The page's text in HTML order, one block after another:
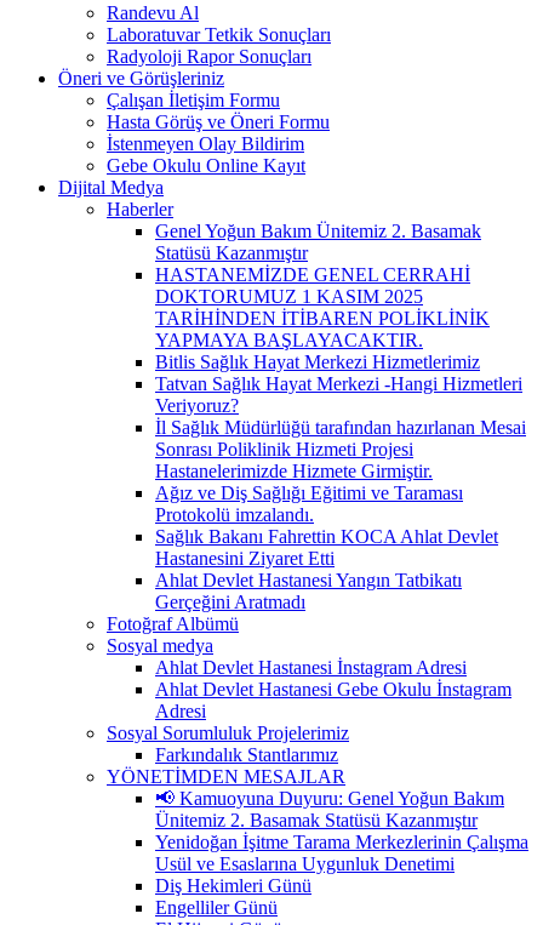
Randevu Al
Laboratuvar Tetkik Sonuçları
Radyoloji Rapor Sonuçları
Öneri ve Görüşleriniz
Çalışan İletişim Formu
Hasta Görüş ve Öneri Formu
İstenmeyen Olay Bildirim
Gebe Okulu Online Kayıt
Dijital Medya
Haberler
Genel Yoğun Bakım Ünitemiz 2. Basamak
Statüsü Kazanmıştır
HASTANEMİZDE GENEL CERRAHİ
DOKTORUMUZ 1 KASIM 2025
TARİHİNDEN İTİBAREN POLİKLİNİK
YAPMAYA BAŞLAYACAKTIR.
Bitlis Sağlık Hayat Merkezi Hizmetlerimiz
Tatvan Sağlık Hayat Merkezi -Hangi Hizmetleri
Veriyoruz?
İl Sağlık Müdürlüğü tarafından hazırlanan Mesai
Sonrası Poliklinik Hizmeti Projesi
Hastanelerimizde Hizmete Girmiştir.
Ağız ve Diş Sağlığı Eğitimi ve Taraması
Protokolü imzalandı.
Sağlık Bakanı Fahrettin KOCA Ahlat Devlet
Hastanesini Ziyaret Etti
Ahlat Devlet Hastanesi Yangın Tatbikatı
Gerçeğini Aratmadı
Fotoğraf Albümü
Sosyal medya
Ahlat Devlet Hastanesi İnstagram Adresi
Ahlat Devlet Hastanesi Gebe Okulu İnstagram
Adresi
Sosyal Sorumluluk Projelerimiz
Farkındalık Stantlarımız
YÖNETİMDEN MESAJLAR
📢 Kamuoyuna Duyuru: Genel Yoğun Bakım
Ünitemiz 2. Basamak Statüsü Kazanmıştır
Yenidoğan İşitme Tarama Merkezlerinin Çalışma
Usül ve Esaslarına Uygunluk Denetimi
Diş Hekimleri Günü
Engelliler Günü